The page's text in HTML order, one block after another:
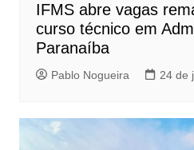
IFMS abre vagas
curso técnico em
Paranaíba
Pablo Nogueira 24 de